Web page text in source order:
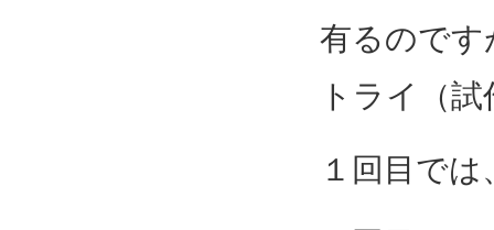
有るのです
トライ（
１回目で